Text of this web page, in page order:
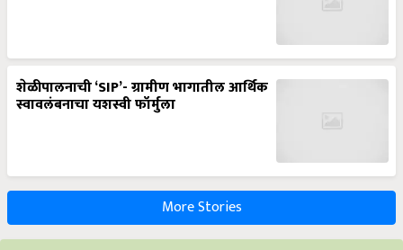
शेळीपालनाची ‘SIP’- ग्रामीण भागातील आर्थिक
स्वावलंबनाचा यशस्वी फॉर्मुला
More Stories